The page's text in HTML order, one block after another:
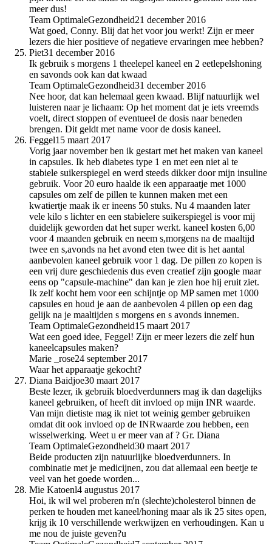
meer dus!
Team OptimaleGezondheid21 december 2016
Wat goed, Conny. Blij dat het voor jou werkt! Zijn er meer
lezers die hier positieve of negatieve ervaringen mee hebben?
Piet31 december 2016
Ik gebruik s morgens 1 theelepel kaneel en 2 eetlepelshoning
en savonds ook kan dat kwaad
Team OptimaleGezondheid31 december 2016
Nee hoor, dat kan helemaal geen kwaad. Blijf natuurlijk wel
luisteren naar je lichaam: Op het moment dat je iets vreemds
voelt, direct stoppen of eventueel de dosis naar beneden
brengen. Dit geldt met name voor de dosis kaneel.
Feggel15 maart 2017
Vorig jaar november ben ik gestart met het maken van kaneel
in capsules. Ik heb diabetes type 1 en met een niet al te
stabiele suikerspiegel en werd steeds dikker door mijn insuline
gebruik. Voor 20 euro haalde ik een apparaatje met 1000
capsules om zelf de pillen te kunnen maken met een
kwatiertje maak ik er ineens 50 stuks. Nu 4 maanden later
vele kilo s lichter en een stabielere suikerspiegel is voor mij
duidelijk geworden dat het super werkt. kaneel kosten 6,00
voor 4 maanden gebruik en neem s,morgens na de maaltijd
twee en s,avonds na het avond eten twee dit is het aantal
aanbevolen kaneel gebruik voor 1 dag. De pillen zo kopen is
een vrij dure geschiedenis dus even creatief zijn google maar
eens op "capsule-machine" dan kan je zien hoe hij eruit ziet.
Ik zelf kocht hem voor een schijntje op MP samen met 1000
capsules en houd je aan de aanbevolen 4 pillen op een dag
gelijk na je maaltijden s morgens en s avonds innemen.
Team OptimaleGezondheid15 maart 2017
Wat een goed idee, Feggel! Zijn er meer lezers die zelf hun
kaneelcapsules maken?
Marie _rose24 september 2017
Waar het apparaatje gekocht?
Diana Baidjoe30 maart 2017
Beste lezer, ik gebruik bloedverdunners mag ik dan dagelijks
kaneel gebruiken, of heeft dit invloed op mijn INR waarde.
Van mijn dietiste mag ik niet tot weinig gember gebruiken
omdat dit ook invloed op de INRwaarde zou hebben, een
wisselwerking. Weet u er meer van af ? Gr. Diana
Team OptimaleGezondheid30 maart 2017
Beide producten zijn natuurlijke bloedverdunners. In
combinatie met je medicijnen, zou dat allemaal een beetje te
veel van het goede worden...
Mie Katoenl4 augustus 2017
Hoi, ik wil wel proberen m'n (slechte)cholesterol binnen de
perken te houden met kaneel/honing maar als ik 25 sites open,
krijg ik 10 verschillende werkwijzen en verhoudingen. Kan u
me nou de juiste geven?u